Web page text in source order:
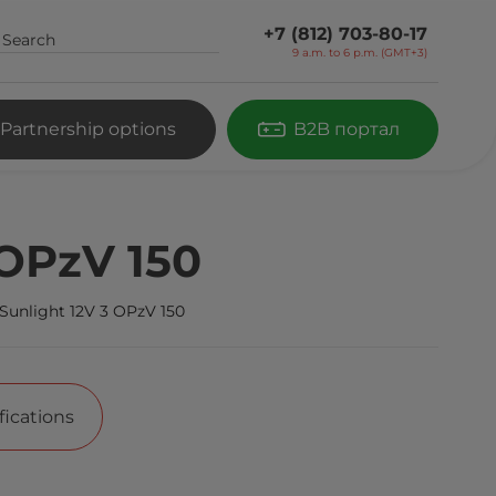
+7 (812) 703-80-17
9 a.m. to 6 p.m. (GMT+3)
Partnership options B2B портал
150
Sunlight 12V 3 OPzV 150